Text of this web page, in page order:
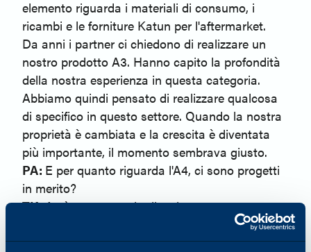
elemento riguarda i materiali di consumo, i
ricambi e le forniture Katun per l'aftermarket.
Da anni i partner ci chiedono di realizzare un
nostro prodotto A3. Hanno capito la profondità
della nostra esperienza in questa categoria.
Abbiamo quindi pensato di realizzare qualcosa
di specifico in questo settore. Quando la nostra
proprietà è cambiata e la crescita è diventata
più importante, il momento sembrava giusto.
PA: E per quanto riguarda l'A4, ci sono progetti
in merito?
TK: A4 è una trama in divenire.
Qual è stato l'aspetto più impegnativo di
questo lancio?